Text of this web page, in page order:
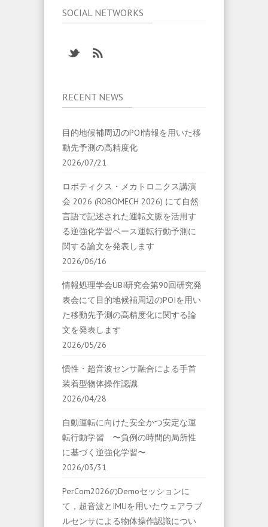
SOCIAL NETWORKS
RECENT NEWS
目的地候補周辺のPOI情報を用いた移
動先予測の高精度化
2026/07/21
ロボティクス・メカトロニクス講演
会 2026 (ROBOMECH 2026) にて自然
言語で記述された運転文脈を活用す
る逆強化学習ベース運転行動予測に
関する論文を発表します
2026/06/16
情報処理学会UBI研究会第90回研究発
表会にて目的地候補周辺のPOIを用い
た移動先予測の高精度化に関する論
文を発表します
2026/05/26
慣性・超音波センサ融合による手首
装着型物体操作認識
2026/04/28
自動運転に向けた安全かつ安定な運
転行動学習 〜負例の時間的局所性
に基づく逆強化学習〜
2026/03/31
PerCom2026のDemoセッションに
て，超音波とIMUを用いたウェアラブ
ルセンサによる物体操作認識につい